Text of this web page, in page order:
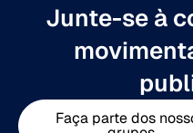
Junte-se à
Faça parte dos